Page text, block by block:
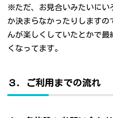
※ただ、お見合いみたいにい
か決まらなかったりします
んが楽しくしていたとかで
くなってます。
３．ご利用までの流れ